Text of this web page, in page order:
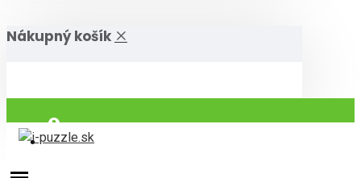
Nákupný košík
Prihlásiť